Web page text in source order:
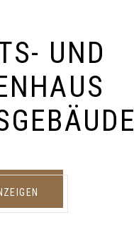
UND